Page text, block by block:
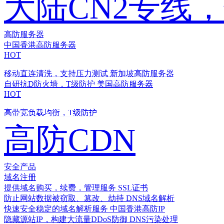
大陆CN2专线
高防服务器
中国香港高防服务器
HOT
移动直连清洗，支持压力测试 新加坡高防服务器
自研抗D防火墙，T级防护 美国高防服务器
HOT
高带宽负载均衡，T级防护
高防CDN
安全产品
域名注册
提供域名购买，续费，管理服务 SSL证书
防止网站数据被窃取、篡改、劫持 DNS域名解析
快速安全稳定的域名解析服务 中国香港高防IP
隐藏源站IP，构建大流量DDoS防御 DNS污染处理